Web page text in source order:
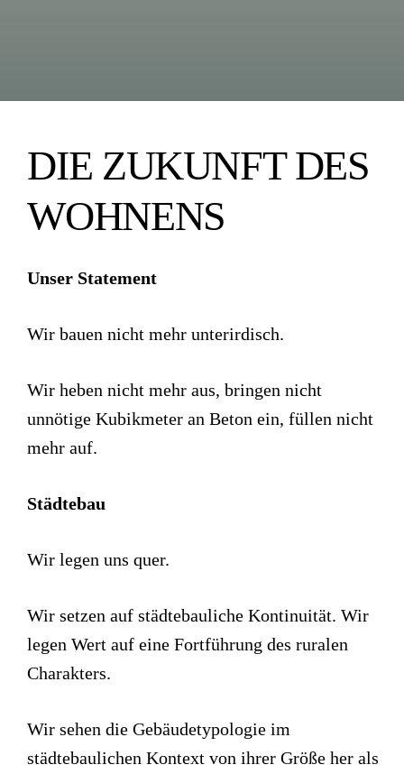
DIE ZUKUNFT DES
WOHNENS
Unser Statement
Wir bauen nicht mehr unterirdisch.
Wir heben nicht mehr aus, bringen nicht
unnötige Kubikmeter an Beton ein, füllen nicht
mehr auf.
Städtebau
Wir legen uns quer.
Wir setzen auf städtebauliche Kontinuität. Wir
legen Wert auf eine Fortführung des ruralen
Charakters.
Wir sehen die Gebäudetypologie im
städtebaulichen Kontext von ihrer Größe her als